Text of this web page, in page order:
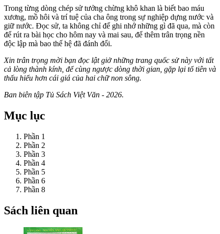
Trong từng dòng chép sử tưởng chừng khô khan là biết bao máu
xương, mồ hôi và trí tuệ của cha ông trong sự nghiệp dựng nước và
giữ nước. Đọc sử, ta không chỉ để ghi nhớ những gì đã qua, mà còn
để rút ra bài học cho hôm nay và mai sau, để thêm trân trọng nền
độc lập mà bao thế hệ đã đánh đổi.
Xin trân trọng mời bạn đọc lật giở những trang quốc sử này với tất
cả lòng thành kính, để cùng ngược dòng thời gian, gặp lại tổ tiên và
thấu hiểu hơn cái giá của hai chữ non sông.
Ban biên tập Tủ Sách Việt Văn - 2026.
Mục lục
Phần 1
Phần 2
Phần 3
Phần 4
Phần 5
Phần 6
Phần 8
Sách liên quan